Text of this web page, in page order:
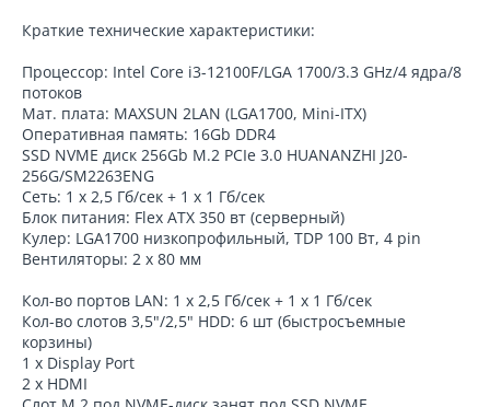
Краткие технические характеристики:
Процессор: Intel Core i3-12100F/LGA 1700/3.3 GHz/4 ядра/8
потоков
Мат. плата: MAXSUN 2LAN (LGA1700, Mini-ITX)
Оперативная память: 16Gb DDR4
SSD NVME диск 256Gb M.2 PCIe 3.0 HUANANZHI J20-
256G/SM2263ENG
Сеть: 1 х 2,5 Гб/сек + 1 х 1 Гб/сек
Блок питания: Flex ATX 350 вт (серверный)
Кулер: LGA1700 низкопрофильный, TDP 100 Вт, 4 pin
Вентиляторы: 2 х 80 мм
Кол-во портов LAN: 1 х 2,5 Гб/сек + 1 х 1 Гб/сек
Кол-во слотов 3,5"/2,5" HDD: 6 шт (быстросъемные
корзины)
1 x Display Port
2 x HDMI